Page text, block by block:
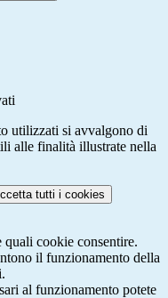
utilizzati si avvalgono di
alle finalità illustrate nella
tutti i cookies
quali cookie consentire.
il funzionamento della
al funzionamento potete